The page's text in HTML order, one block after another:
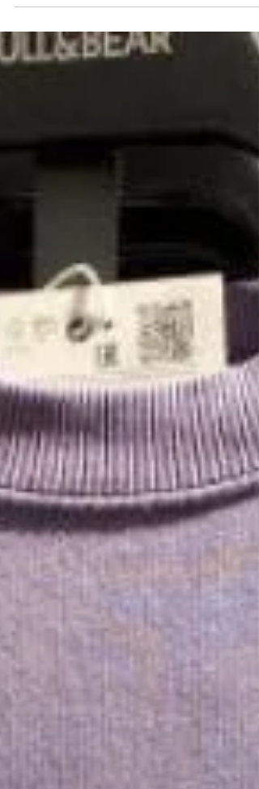
menggunakan jasa mereka, pastikan...